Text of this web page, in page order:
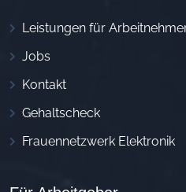
Leistungen für
Jobs
Kontakt
Gehaltscheck
Frauennetzwerk Elektronik